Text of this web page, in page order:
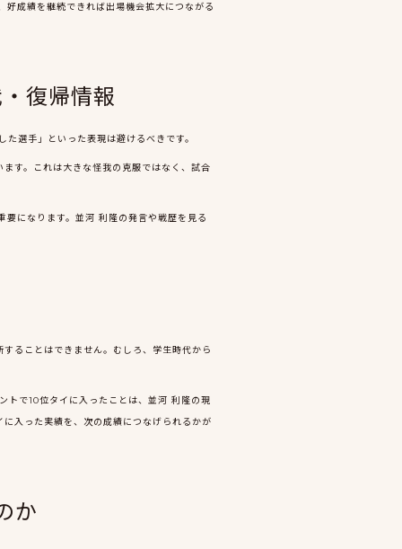
成績を継続できれば出場機会拡大につながる
復帰情報
選手」といった表現は避けるべきです。
す。これは大きな怪我の克服ではなく、試合
要になります。並河 利隆の発言や戦歴を見る
ることはできません。むしろ、学生時代から
トで10位タイに入ったことは、並河 利隆の現
入った実績を、次の成績につなげられるかが
か